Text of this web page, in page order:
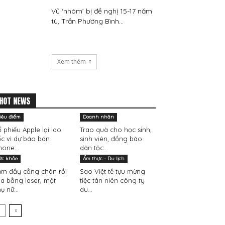
Vũ ‘nhôm’ bị đề nghị 15-17 năm
tù, Trần Phương Bình...
Xem thêm
HOT NEWS
điểm
phiếu Apple lại lao
vì dự báo bán
Doanh nhân
Trao quà cho học sinh,
sinh viên, đồng bào
dân tộc...
khỏe
đầy cẳng chân rồi
bằng laser, một
nữ...
Ẩm thực - Du lịch
Sao Việt tề tựu mừng
tiệc tân niên công ty
du...